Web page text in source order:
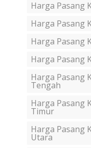
Harga Pasang
Harga Pasang
Harga Pasang
Harga Pasang
Harga Pasang
Tengah
Harga Pasang
Timur
Harga Pasang
Utara